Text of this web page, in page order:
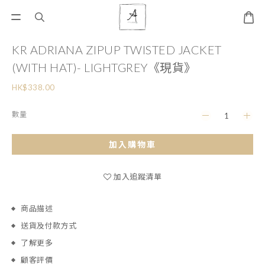
KR ADRIANA ZIPUP TWISTED JACKET
(WITH HAT)- LIGHTGREY《現貨》
HK$338.00
數量
加入購物車
加入追蹤清單
商品描述
送貨及付款方式
了解更多
顧客評價